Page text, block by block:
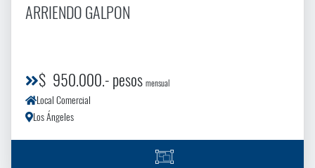
ARRIENDO GALPON
$ 950.000.- pesos mensual
Local Comercial
Los Ángeles